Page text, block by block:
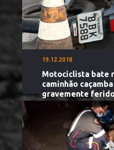
19.12.2018
Motociclista bate
caminhão
gravemente